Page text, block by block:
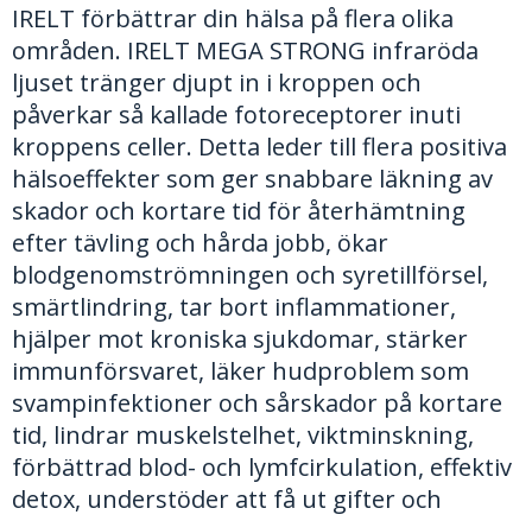
IRELT förbättrar din hälsa på flera olika
områden. IRELT MEGA STRONG infraröda
ljuset tränger djupt in i kroppen och
påverkar så kallade fotoreceptorer inuti
kroppens celler. Detta leder till flera positiva
hälsoeffekter som ger snabbare läkning av
skador och kortare tid för återhämtning
efter tävling och hårda jobb, ökar
blodgenomströmningen och syretillförsel,
smärtlindring, tar bort inflammationer,
hjälper mot kroniska sjukdomar, stärker
immunförsvaret, läker hudproblem som
svampinfektioner och sårskador på kortare
tid, lindrar muskelstelhet, viktminskning,
förbättrad blod- och lymfcirkulation, effektiv
detox, understöder att få ut gifter och